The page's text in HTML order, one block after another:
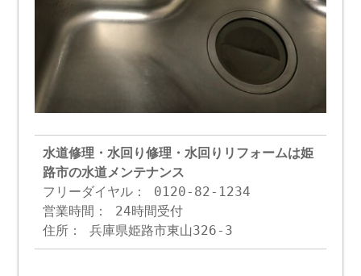
水道修理・水回り修理・水回りリフォームは姫
路市の水道メンテナンス
フリーダイヤル： 0120-82-1234
営業時間： 24時間受付
住所： 兵庫県姫路市東山326-3